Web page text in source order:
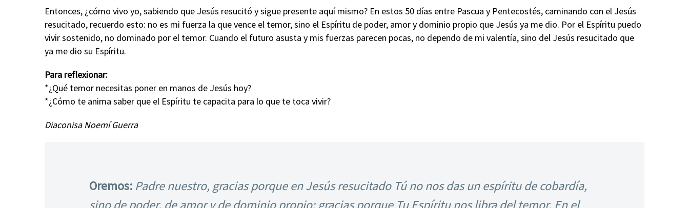
Entonces, ¿cómo vivo yo, sabiendo que Jesús resucitó y sigue presente aquí mismo? En estos 50 días entre Pascua y Pentecostés, caminando con el Jesús
resucitado, recuerdo esto: no es mi fuerza la que vence el temor, sino el Espíritu de poder, amor y dominio propio que Jesús ya me dio. Por el Espíritu puedo
vivir sostenido, no dominado por el temor. Cuando el futuro asusta y mis fuerzas parecen pocas, no dependo de mi valentía, sino del Jesús resucitado que
ya me dio su Espíritu.
Para reflexionar:
*¿Qué temor necesitas poner en manos de Jesús hoy?
*¿Cómo te anima saber que el Espíritu te capacita para lo que te toca vivir?
Diaconisa Noemí Guerra
Oremos: Padre nuestro, gracias porque en Jesús resucitado Tú no nos das un espíritu de cobardía,
sino de poder, de amor y de dominio propio; gracias porque Tu Espíritu nos libra del temor. En el